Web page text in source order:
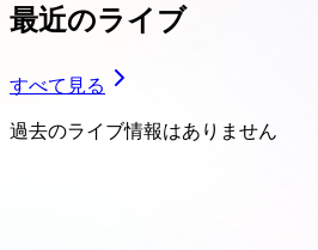
最近のライブ
すべて見る
過去のライブ情報はありません